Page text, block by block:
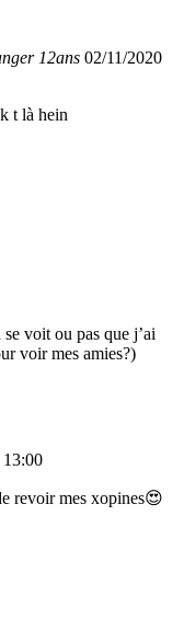
12ans 02/11/2020
t là hein
voit ou pas que j’ai
voir mes amies?)
revoir mes xopines😍